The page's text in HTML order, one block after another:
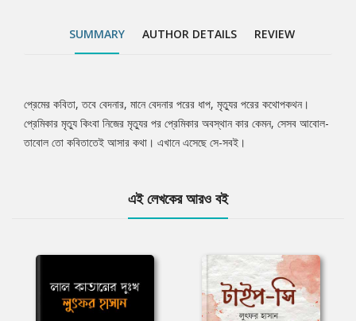
SUMMARY AUTHOR DETAILS REVIEW
Tab
Article
প্রেমের কবিতা, তবে বেদনার, মানে বেদনার পরের ধাপ, মৃত্যুর পরের কথোপকথন।
প্রেমিকার মৃত্যু কিংবা নিজের মৃত্যুর পর প্রেমিকার অবস্থান কার কেমন, সেসব আবোল-
তাবোল তো কবিতাতেই আসার কথা। এখানে এসেছে সে-সবই।
এই লেখকের আরও বই